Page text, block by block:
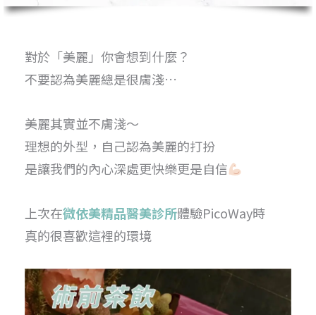
對於「美麗」你會想到什麼？
不要認為美麗總是很膚淺…
美麗其實並不膚淺～
理想的外型，自己認為美麗的打扮
是讓我們的內心深處更快樂更是自信
上次在微依美精品醫美診所體驗PicoWay時
真的很喜歡這裡的環境